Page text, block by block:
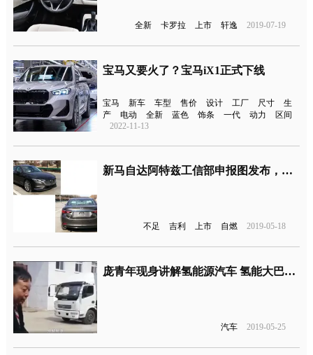
全新 卡罗拉 上市 轩逸 2019-07-19
宝马又要火了？宝马iX1正式下线
宝马 新车 车型 售价 设计 工厂 尺寸
生
产
电动 全新 蓝色 饰条 一代 动力
区间
2022-11-13
新马自达阿特兹工信部申报图发布，将于本年8月份正式上市
不足 吉利 上市 自燃 2019-05-18
庞青年现身讲解氢能源汽车 氢能大巴早已釆购使用
汽车 2019-05-25